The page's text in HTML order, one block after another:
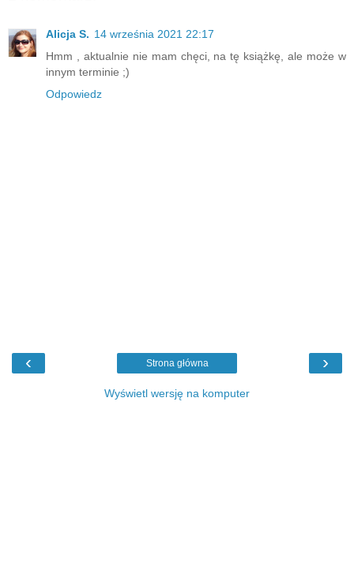
Alicja S. 14 września 2021 22:17
Hmm , aktualnie nie mam chęci, na tę książkę, ale może w
innym terminie ;)
Odpowiedz
‹ ›
Strona główna
Wyświetl wersję na komputer